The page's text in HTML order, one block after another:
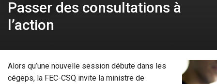
Passer des consultations à
l’action
Alors qu’une nouvelle session débute dans les
cégeps, la FEC-CSQ invite la ministre de